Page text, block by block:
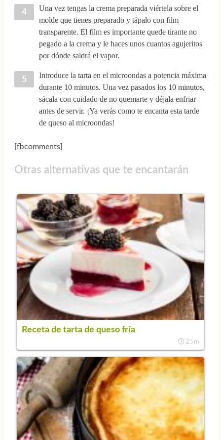
Una vez tengas la crema preparada viértela sobre el
molde que tienes preparado y tápalo con film
transparente. El film es importante quede tirante no
pegado a la crema y le haces unos cuantos agujeritos
por dónde saldrá el vapor.
Introduce la tarta en el microondas a potencia máxima
durante 10 minutos. Una vez pasados los 10 minutos,
sácala con cuidado de no quemarte y déjala enfriar
antes de servir. ¡Ya verás como te encanta esta tarde
de queso al microondas!
[fbcomments]
Otras alternativas que te encantarán
Receta de tarta de queso fría
25m